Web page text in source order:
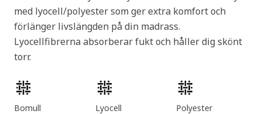
med lyocell/polyester som ger extra komfort och
förlänger livslängden på din madrass.
Lyocellfibrerna absorberar fukt och håller dig skönt
torr.
Produktens egenskaper
Bomull Lyocell Polyester